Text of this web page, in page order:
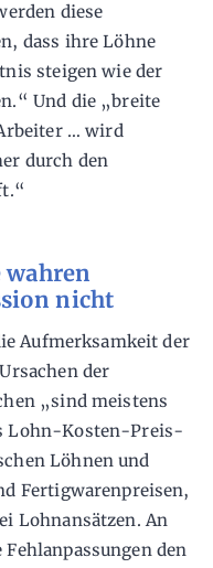
diese
dass ihre Löhne
steigen wie der
Und die „breite
… wird
durch den
nicht
Aufmerksamkeit der
der
„sind meistens
Lohn-Kosten-Preis-
Löhnen und
Fertigwarenpreisen,
Lohnansätzen. An
den